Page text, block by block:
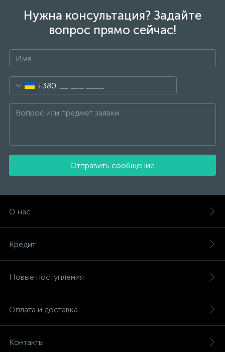
Нужна консультация? Задайте
вопрос прямо сейчас!
+380
Отправить сообщение
О нас
Кредит
Новые поступления
Оплата и доставка
Контакты